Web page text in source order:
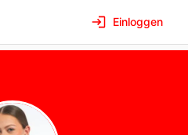
Einloggen